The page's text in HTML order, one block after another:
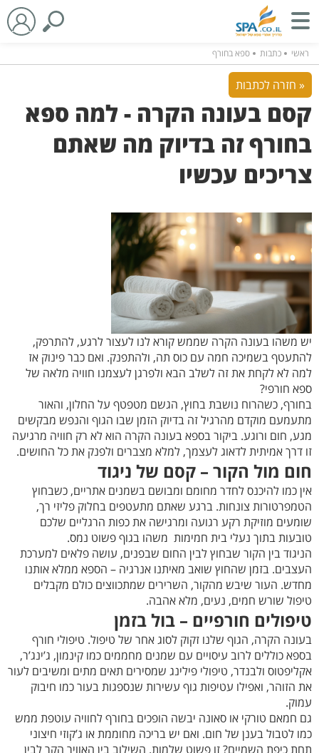
ראשי כתבות ספא בחורף
« חזרה לכתבות
קסם בעונה הקרה - למה ספא
בחורף זה בדיוק מה שאתם
צריכים עכשיו
יש משהו בעונה הקרה שממש קורא לנו לעצור לרגע, להתרפק,
להתעטף בשמיכה חמה עם כוס תה, ולהתפנק. ואם כבר פינוק אז
למה לא לקחת את זה לשלב הבא ולפרגן לעצמנו חוויה מלאה של
ספא חורפי?
בחורף, כשהרוח נושבת בחוץ, הגשם מטפטף על החלון, והאור
מתעמעם מוקדם מהרגיל זה בדיוק הזמן שבו הגוף והנפש מבקשים
מגע, חום ורוגע. ביקור בספא בעונה הקרה הוא לא רק חוויה מרגיעה
זו דרך אמיתית לדאוג לעצמך, למלא מצברים ולפנק את כל החושים.
חום מול הקור – קסם של ניגוד
אין כמו להיכנס לחדר מחומם ומבושם בשמנים אתריים, כשבחוץ
הטמפרטורות צונחות. ברגע שאתם מתעטפים בחלוק פליזי רך,
שומעים מוזיקת רקע רגועה ומרגישה את כפות הרגליים שלכם
טובעות בתוך נעלי בית חמימות משהו בגוף פשוט נמס.
הניגוד בין הקור שבחוץ לבין החום שבפנים, עושה פלאים למערכת
העצבים. בזמן שהחוץ שואב מאיתנו אנרגיה – הספא ממלא אותנו
מחדש. העור שיבש מהקור, השרירים שמתכווצים כולם מקבלים
טיפול שורש חמים, נעים, מלא אהבה.
טיפולים חורפיים – בול בזמן
בעונה הקרה, הגוף שלנו זקוק לסוג אחר של טיפול. טיפולי חורף
בספא כוללים לרוב עיסויים עם שמנים מחממים כמו קינמון, ג’ינג’ר,
אקליפטוס ולבנדר, טיפולי פילינג שמסירים תאים מתים ומשיבים לעור
את הזוהר, ואפילו עטיפות גוף עשירות שנספגות בעור כמו חיבוק
עמוק.
גם חמאם טורקי או סאונה יבשה הופכים בחורף לחוויה עוטפת ממש
כמו לטבול בענן של חום. ואם יש בריכה מחוממת או ג’קוזי חיצוני
תחת כיפת השמיים? זו פשוט שלמות. השילוב בין האוויר הקר לבין